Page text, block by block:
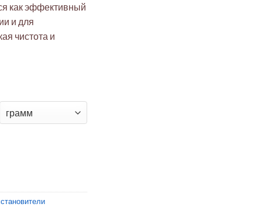
как эффективный
и для
чистота и